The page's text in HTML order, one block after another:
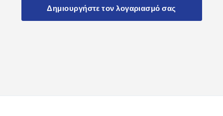
Δημιουργήστε τον λογαριασμό σας